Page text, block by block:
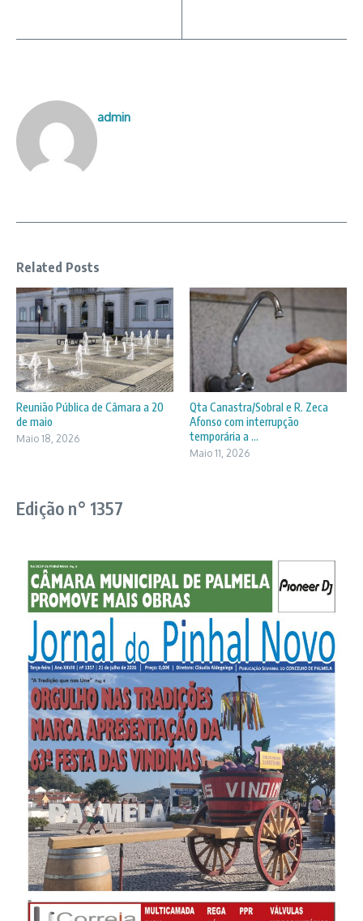
admin
Related Posts
Reunião Pública de Câmara a 20
de maio
Maio 18, 2026
Qta Canastra/Sobral e R. Zeca
Afonso com interrupção
temporária a ...
Maio 11, 2026
Edição n° 1357